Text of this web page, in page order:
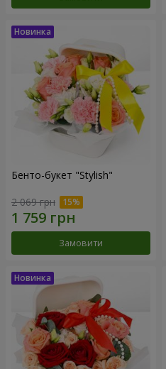
Бенто-букет "Stylish"
2 069 грн
Замовити